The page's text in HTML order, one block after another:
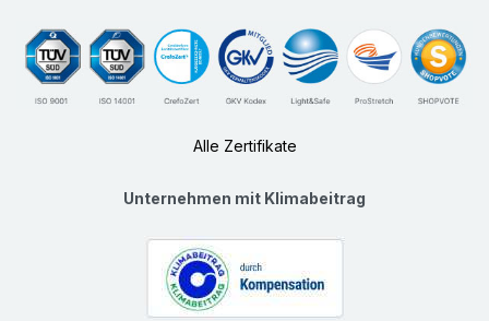
Alle Zertifikate
Unternehmen mit Klimabeitrag